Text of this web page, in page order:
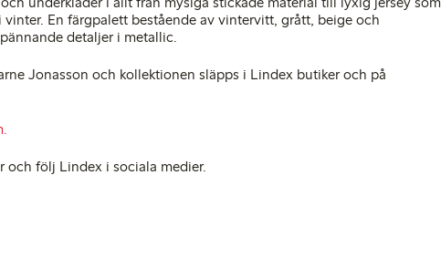
En färgpalett bestående av vintervitt, grått, beige och
detaljer i metallic.
Jonasson och kollektionen släpps i Lindex butiker och på
och följ Lindex i sociala medier.